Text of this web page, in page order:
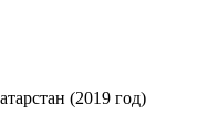
(2019 год)